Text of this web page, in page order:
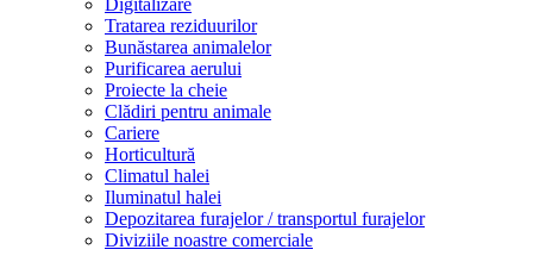
Digitalizare
Tratarea reziduurilor
Bunăstarea animalelor
Purificarea aerului
Proiecte la cheie
Clădiri pentru animale
Cariere
Horticultură
Climatul halei
Iluminatul halei
Depozitarea furajelor / transportul furajelor
Diviziile noastre comerciale